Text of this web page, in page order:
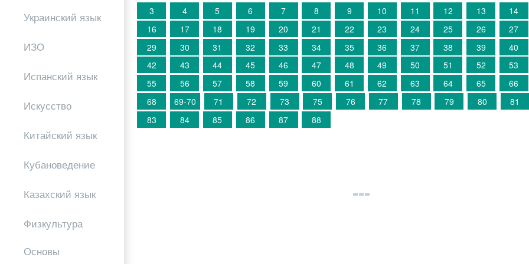
Украинский язык
ИЗО
Испанский язык
Искусство
Китайский язык
Кубановедение
Казахский язык
Физкультура
Основы
3 4 5 6 7 8 9 10 11 12 13 14
16
17 18 19 20 21 22 23 24 25 26 27
29
30 31 32 33 34 35 36 37 38 39 40
42
43 44 45 46 47 48 49 50 51 52 53
55
56 57 58 59 60 61 62 63 64 65 66
68
69-70 71 72 73 75 76 77 78 79 80 81
83
84 85 86 87 88